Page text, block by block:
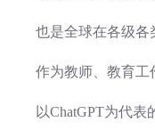
也是全球在各级各
作为教师、教育工
以ChatGPT为代